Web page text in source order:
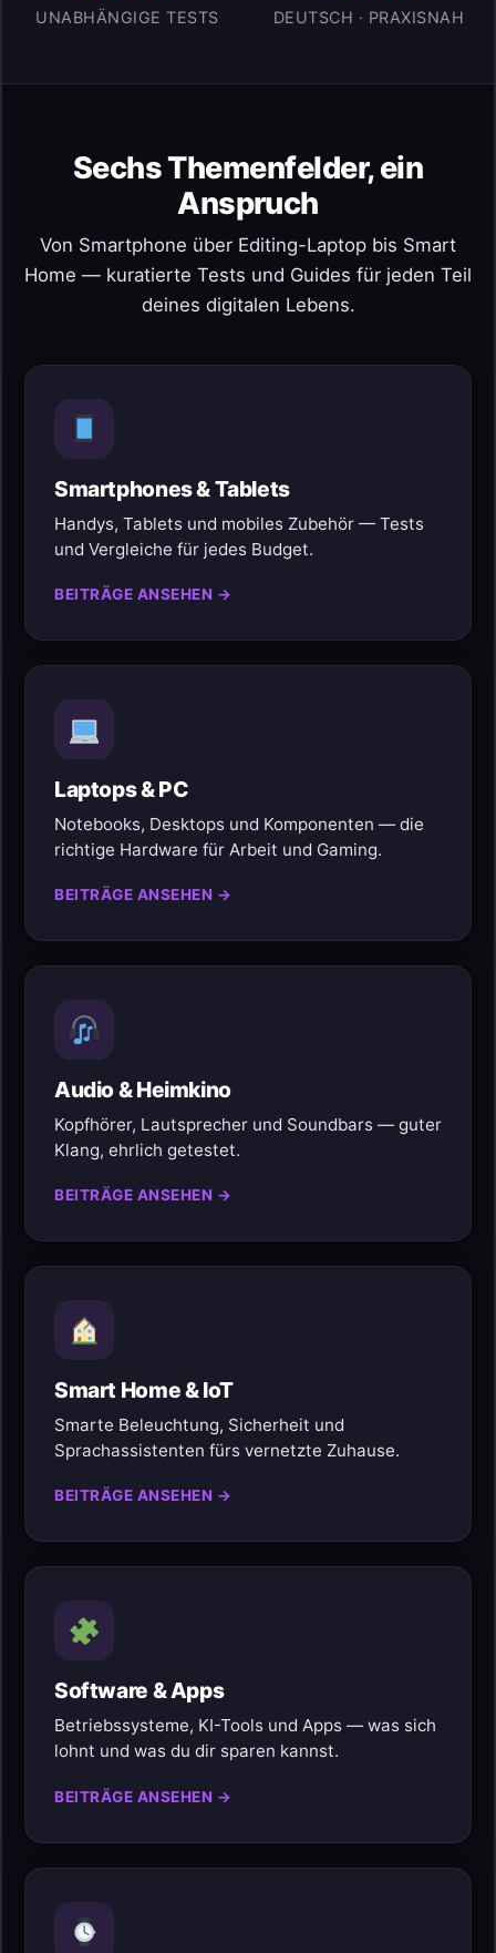
UNABHÄNGIGE TESTS DEUTSCH · PRAXISNAH
Sechs Themenfelder, ein
Anspruch
Von Smartphone über Editing-Laptop bis Smart
Home — kuratierte Tests und Guides für jeden Teil
deines digitalen Lebens.
Smartphones & Tablets
Handys, Tablets und mobiles Zubehör — Tests
und Vergleiche für jedes Budget.
BEITRÄGE ANSEHEN →
Laptops & PC
Notebooks, Desktops und Komponenten — die
richtige Hardware für Arbeit und Gaming.
BEITRÄGE ANSEHEN →
Audio & Heimkino
Kopfhörer, Lautsprecher und Soundbars — guter
Klang, ehrlich getestet.
BEITRÄGE ANSEHEN →
Smart Home & IoT
Smarte Beleuchtung, Sicherheit und
Sprachassistenten fürs vernetzte Zuhause.
BEITRÄGE ANSEHEN →
Software & Apps
Betriebssysteme, KI-Tools und Apps — was sich
lohnt und was du dir sparen kannst.
BEITRÄGE ANSEHEN →